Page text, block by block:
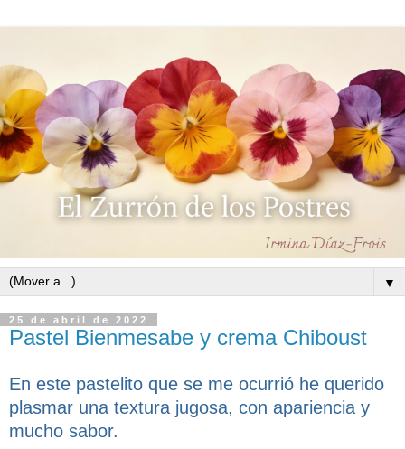
▼
25 de abril de 2022
Pastel Bienmesabe y crema Chiboust
En este pastelito que se me ocurrió he querido
plasmar una textura jugosa, con apariencia y
mucho sabor.